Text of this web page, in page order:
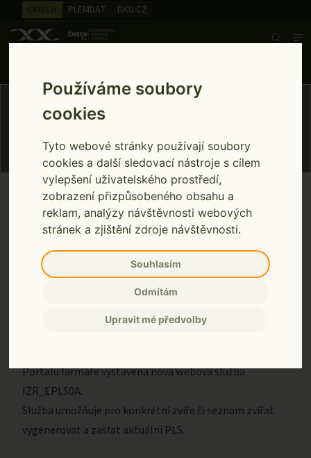
Používáme soubory
cookies
Tyto webové stránky používají soubory
cookies a další sledovací nástroje s cílem
vylepšení uživatelského prostředí,
zobrazení přizpůsobeného obsahu a
reklam, analýzy návštěvnosti webových
stránek a zjištění zdroje návštěvnosti.
Souhlasím
Odmítám
Upravit mé předvolby
PLEMDAT DKU.CZ
Search
Novinky
Home
Novinky
INFORMACE PRO DODAVATELE SW K
EVIDENCI SKOTU
INFORMACE PRO DODAVATELE SW K
EVIDENCI SKOTU
Portálu farmáře vystavena nová webová služba
IZR_EPLS0A.
Služba umožňuje pro konkrétní zvíře či seznam zvířat
vygenerovat a zaslat aktuální PLS.